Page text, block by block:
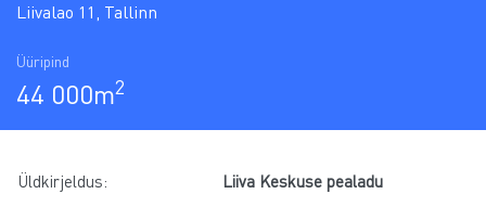
Liivalao 11, Tallinn
Üüripind
44 000m2
Üldkirjeldus:
Liiva Keskuse pealadu